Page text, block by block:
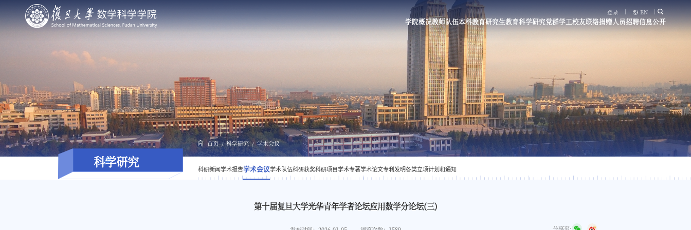
登录 EN
学院概况教师队伍本科教育研究生教育科学研究党群学工校友联络捐赠人员招聘信息公开
科学研究
首页 科学研究 学术会议
科研新闻学术报告学术会议学术队伍科研获奖科研项目学术专著学术论文专利发明各类立项计划和通知
第十届复旦大学光华青年学者论坛应用数学分论坛(三)
分享至: